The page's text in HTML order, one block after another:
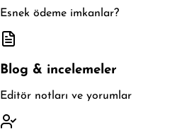
Esnek ödeme imkanlar?
Blog & incelemeler
Editör notları ve yorumlar